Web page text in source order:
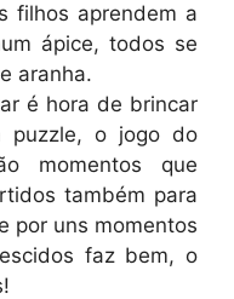
filhos aprendem a
ápice, todos se
aranha.
é hora de brincar
puzzle, o jogo do
momentos que
também para
por uns momentos
faz bem, o